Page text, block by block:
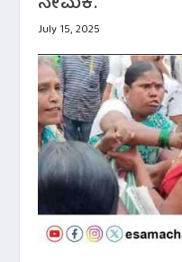
July 15, 2025